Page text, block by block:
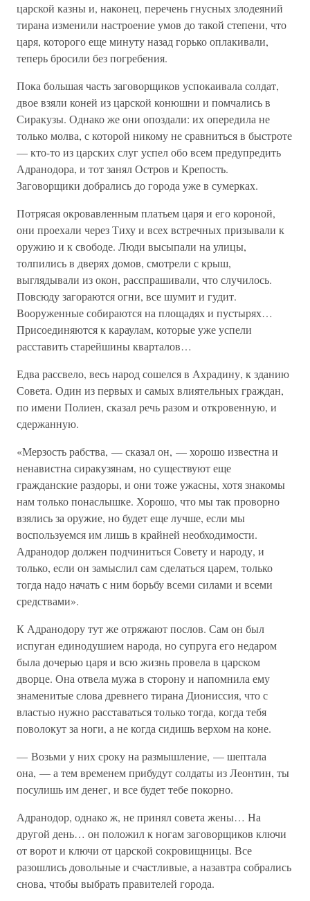
царской казны и, наконец, перечень гнусных злодеяний
тирана изменили настроение умов до такой степени, что
царя, которого еще минуту назад горько оплакивали,
теперь бросили без погребения.
Пока большая часть заговорщиков успокаивала солдат,
двое взяли коней из царской конюшни и помчались в
Сиракузы. Однако же они опоздали: их опередила не
только молва, с которой никому не сравниться в быстроте
— кто-то из царских слуг успел обо всем предупредить
Адранодора, и тот занял Остров и Крепость.
Заговорщики добрались до города уже в сумерках.
Потрясая окровавленным платьем царя и его короной,
они проехали через Тиху и всех встречных призывали к
оружию и к свободе. Люди высыпали на улицы,
толпились в дверях домов, смотрели с крыш,
выглядывали из окон, расспрашивали, что случилось.
Повсюду загораются огни, все шумит и гудит.
Вооруженные собираются на площадях и пустырях…
Присоединяются к караулам, которые уже успели
расставить старейшины кварталов…
Едва рассвело, весь народ сошелся в Ахрадину, к зданию
Совета. Один из первых и самых влиятельных граждан,
по имени Полиен, сказал речь разом и откровенную, и
сдержанную.
«Мерзость рабства, — сказал он, — хорошо известна и
ненавистна сиракузянам, но существуют еще
гражданские раздоры, и они тоже ужасны, хотя знакомы
нам только понаслышке. Хорошо, что мы так проворно
взялись за оружие, но будет еще лучше, если мы
воспользуемся им лишь в крайней необходимости.
Адранодор должен подчиниться Совету и народу, и
только, если он замыслил сам сделаться царем, только
тогда надо начать с ним борьбу всеми силами и всеми
средствами».
К Адранодору тут же отряжают послов. Сам он был
испуган единодушием народа, но супруга его недаром
была дочерью царя и всю жизнь провела в царском
дворце. Она отвела мужа в сторону и напомнила ему
знаменитые слова древнего тирана Диониссия, что с
властью нужно расставаться только тогда, когда тебя
поволокут за ноги, а не когда сидишь верхом на коне.
— Возьми у них сроку на размышление, — шептала
она, — а тем временем прибудут солдаты из Леонтин, ты
посулишь им денег, и все будет тебе покорно.
Адранодор, однако ж, не принял совета жены… На
другой день… он положил к ногам заговорщиков ключи
от ворот и ключи от царской сокровищницы. Все
разошлись довольные и счастливые, а назавтра собрались
снова, чтобы выбрать правителей города.